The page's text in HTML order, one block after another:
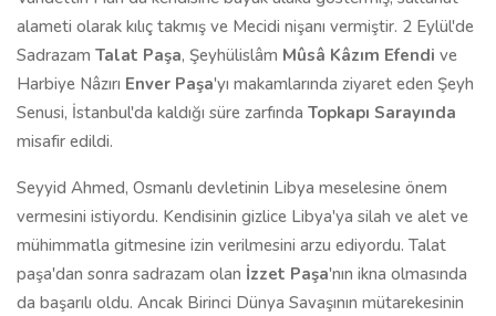
alameti olarak kılıç takmış ve Mecidi nişanı vermiştir. 2 Eylül'de
Sadrazam Talat Paşa, Şeyhülislâm Mûsâ Kâzım Efendi ve
Harbiye Nâzırı Enver Paşa'yı makamlarında ziyaret eden Şeyh
Senusi, İstanbul'da kaldığı süre zarfında Topkapı Sarayında
misafir edildi.
Seyyid Ahmed, Osmanlı devletinin Libya meselesine önem
vermesini istiyordu. Kendisinin gizlice Libya'ya silah ve alet ve
mühimmatla gitmesine izin verilmesini arzu ediyordu. Talat
paşa'dan sonra sadrazam olan İzzet Paşa'nın ikna olmasında
da başarılı oldu. Ancak Birinci Dünya Savaşının mütarekesinin